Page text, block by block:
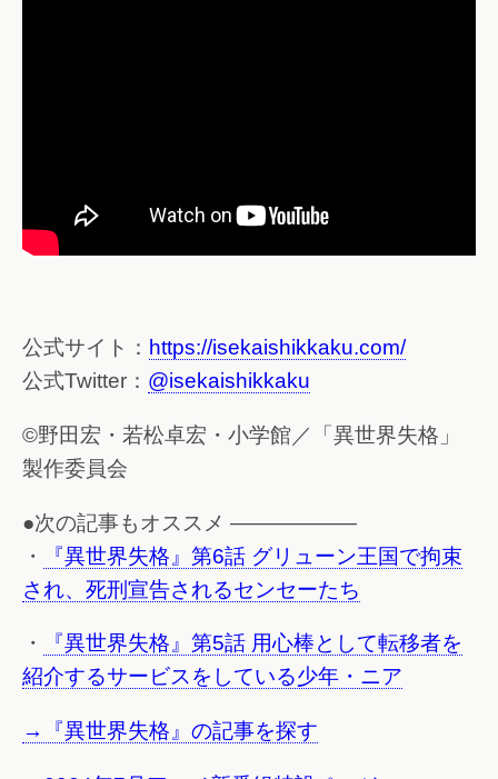
公式サイト： https://isekaishikkaku.com/
公式Twitter： @isekaishikkaku
©野田宏・若松卓宏・小学館／「異世界失格」
製作委員会
●次の記事もオススメ ——————
・
『異世界失格』第6話 グリューン王国で拘束
され、死刑宣告されるセンセーたち
・
『異世界失格』第5話 用心棒として転移者を
紹介するサービスをしている少年・ニア
→『異世界失格』の記事を探す